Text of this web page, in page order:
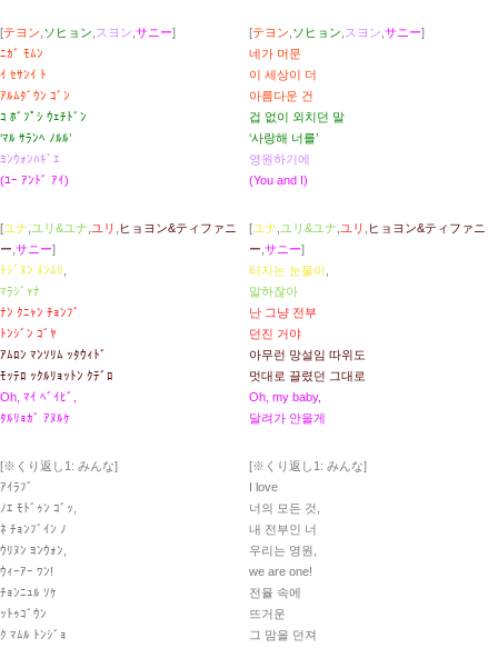
[テヨン ソヒョン スヨン サニー]
ﾆｶﾞ ﾓﾑﾝ
ｲ ｾｻﾝｲ ﾄ
ｱﾙﾑﾀﾞｳﾝ ｺﾞﾝ
ｺ ﾎﾞﾌﾟｼ ｳｪﾁﾄﾞﾝ
‘ﾏﾙ ｻﾗﾝﾍ ﾉﾙﾙ’
ﾖﾝｳｫﾝﾊｷﾞｴ
(ﾕｰ ｱﾝﾄﾞ ｱｲ)
[ユナ ユリ&ユナ ユリ
ヒョヨン&ティファニ
ー サニー]
ﾄｼﾞﾇﾝ ﾇﾝﾑﾘ
ﾏﾗｼﾞｬﾅ
ﾅﾝ ｸﾆｬﾝ ﾁｮﾝﾌﾞ
ﾄﾝｼﾞﾝ ｺﾞﾔ
ｱﾑﾛﾝ ﾏﾝｿﾘﾑ ｯﾀｳｨﾄﾞ
ﾓｯﾃﾛ ｯｸﾙﾘｮｯﾄﾝ ｸﾃﾞﾛ
Oh, ﾏｲ ﾍﾞｲﾋﾞ,
ﾀﾙﾘｮｶﾞ ｱﾇﾙｹ
[※くり返し1: みんな]
ｱｲﾗﾌﾞ
ﾉｴ ﾓﾄﾞｩﾝ ｺﾞｯ,
ﾈ ﾁｮﾝﾌﾞｲﾝ ﾉ
ｳﾘﾇﾝ ﾖﾝｳｫﾝ,
ｳｨｰｱｰ ﾜﾝ!
ﾁｮﾝﾆｭﾙ ｿｹ
ｯﾄｩｺﾞｳﾝ
ｸ ﾏﾑﾙ ﾄﾝｼﾞｮ
[テヨン ソヒョン スヨン サニー]
네가 머문
이 세상이 더
아름다운 건
겁 없이 외치던 말
‘사랑해 너를’
영원하기에
(You and I)
[ユナ ユリ&ユナ ユリ
ヒョヨン&ティファニ
ー サニー]
터지는 눈물이
말하잖아
난 그냥 전부
던진 거야
아무런 망설임 따위도
멋대로 끌렸던 그대로
Oh, my baby,
달려가 안을게
[※くり返し1: みんな]
I love
너의 모든 것,
내 전부인 너
우리는 영원,
we are one!
전율 속에
뜨거운
그 맘을 던져